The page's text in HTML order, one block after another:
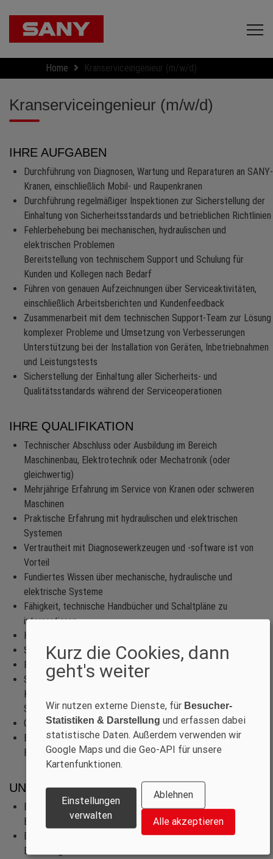
Home Kranserviceingenieur (m/w/d)
Kranserviceingenieur (m/w/d)
IHRE AUFGABEN
Durchführung von Diagnosen, Wartung und Reparaturen an SANY-
Kranen, einschließlich Mobil- und Raupenkranen
Durchführung regelmäßiger Inspektionen zur Sicherstellung der
Einhaltung von Sicherheitsstandards und betrieblichen Richtlinien
Fehlerbehebung bei mechanischen, hydraulischen und
elektrischen Problemen
Bereitstellung von technischem Support und Schulung für
Kunden und Kollegen nach Bedarf
Führen von genauen Aufzeichnungen über Serviceaktivitäten,
einschließlich Arbeitsberichten und Kundenfeedback
Zusammenarbeit mit dem technischen Support-Team zur Lösung
komplexer Probleme und Umsetzung von Verbesserungen
Unterstützung bei der Installation von Geräten, Inbetriebnahmen
und Leistungstests
Sicherstellung der Einhaltung aller Sicherheits- und
Qualitätsstandards während der Serviceoperationen
IHRE QUALIFIKATION
Technischer Abschluss oder Ausbildung im Bereich
Maschinenbau, Elektrotechnik oder Mechatronik (oder
gleichwertig)
Mehrjährige Erfahrung im Service von Kranen oder schweren
Maschinen
Praktische Erfahrung mit hydraulischen und elektrischen
Systemen
Vertrautheit mit Diagnosewerkzeugen und -software ist von
Vorteil
Fundiertes Wissen über mechanische, hydraulische und
elektrische Systeme
Fähigkeit, technische Handbücher und Schaltpläne zu
interpretieren
Hervorragende Problemlösungs- und Analysefähigkeiten
Starke Kommunikations- und Kundenservicefähigkeiten
Fähigkeit, sowohl selbstständig als auch im Team zu arbeiten
Sprache: Kenntnisse in Englisch und Deutsch sind erforderlich;
Kenntnisse in Chinesisch oder einer anderen europäischen
Sprache sind von Vorteil
Gültiger Führerschein
Bereitschaft zu regionalen und internationalen Reisen nach
Bedarf
UNSER ANGEBOT
Einen modernen Arbeitsplatz in unserer stark expandierenden
Europazentrale in Bedburg – bei Köln
Einen unbefristeten Arbeitsvertrag mit leistungsgerechter
Bezahlung
Kurz die Cookies, dann
geht's weiter
Wir nutzen externe Dienste, für Besucher-
Statistiken & Darstellung und erfassen dabei
statistische Daten. Außerdem verwenden wir
Google Maps und die Geo-API für unsere
Kartenfunktionen.
Einstellungen
verwalten
Ablehnen
Alle akzeptieren